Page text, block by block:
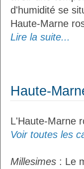
d'humidité se
Haute-Marne
Lire la suite...
Haute-
L'Haute-Marne
Voir toutes les
Millesimes : Le